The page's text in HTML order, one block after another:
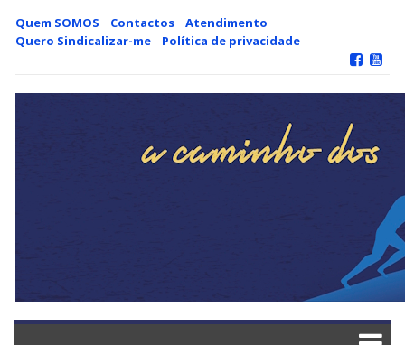
Skip
content
Quem SOMOS Contactos
Atendimento
Quero Sindicalizar-me
Política de privacidade